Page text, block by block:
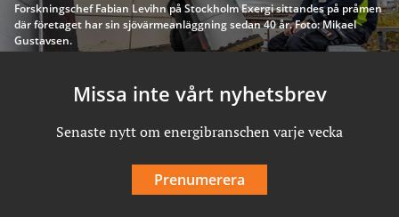
Forskningschef Fabian Levihn på Stockholm Exergi sittandes på pråmen
där företaget har sin sjövärmeanläggning sedan 40 år. Foto: Mikael
Gustavsen.
Missa inte vårt nyhetsbrev
Senaste nytt om energibranschen varje vecka
Prenumerera